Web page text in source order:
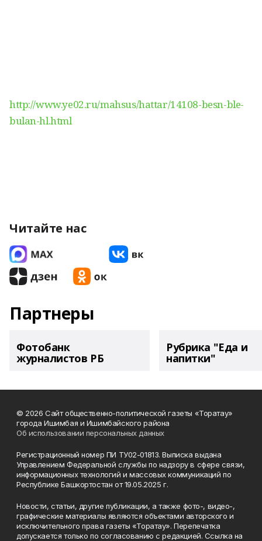
http://www.ye02.ru/mahsus/hattar/14108-besn-ble-
bulan-hl.html
Читайте нас
Партнеры
Фотобанк
журналистов РБ
Рубрика "Еда и
напитки"
© 2026 Сайт общественно-политической газеты «Торатау»
города Ишимбая и Ишимбайского района
Об использовании персональных данных
Регистрационный номер ПИ ТУ02-01813. Выписка выдана
Управлением Федеральной службы по надзору в сфере связи,
информационных технологий и массовых коммуникаций по
Республике Башкортостан от 19.05.2025 г.
Новости, статьи, другие публикации, а также фото-, видео-,
графические материалы являются объектами авторского и
исключительного права газеты «Торатау». Перепечатка
допускается только по согласованию с редакцией. Ссылка на